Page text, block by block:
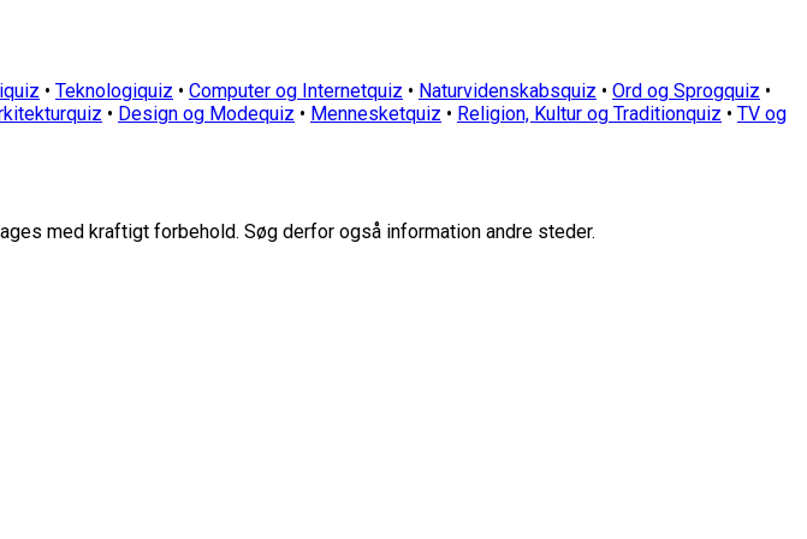
• Teknologiquiz • Computer og Internetquiz • Naturvidenskabsquiz • Ord og Sprogquiz •
• Design og Modequiz • Mennesketquiz • Religion, Kultur og Traditionquiz • TV og
med kraftigt forbehold. Søg derfor også information andre steder.